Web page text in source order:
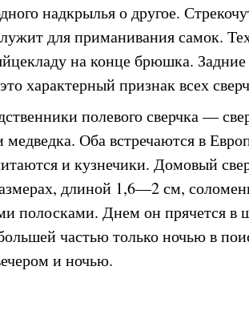
надкрылья о другое.
для приманивания самок.
на конце брюшка. Задние
характерный признак всех
полевого сверчка —
Оба встречаются в
и кузнечики. Домовый
длиной 1,6—2 см,
полосками. Днем он прячется в
частью только ночью в
и ночью.